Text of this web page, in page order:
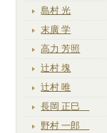
島村 光
末廣 学
高力 芳照
辻村 塊
辻村 唯
長岡 正巳
野村 一郎